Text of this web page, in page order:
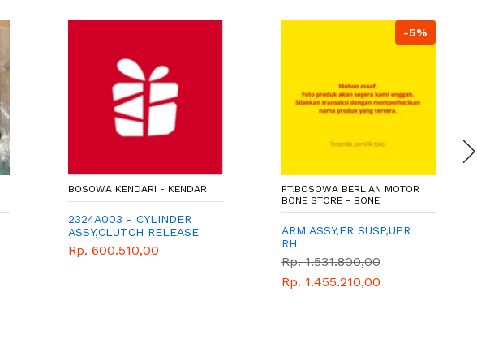
BOSOWA KENDARI - KENDARI
2324A003 - CYLINDER
ASSY,CLUTCH RELEASE
Rp. 600.510,00
-5%
PT.BOSOWA BERLIAN MOTOR
BONE STORE - BONE
ARM ASSY,FR SUSP,UPR
RH
Rp. 1.531.800,00
Rp. 1.455.210,00